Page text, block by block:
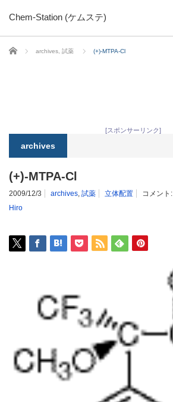
Chem-Station (ケムステ)
ホーム archives 試薬 (+)-MTPA-Cl
[スポンサーリンク]
archives
(+)-MTPA-Cl
2009/12/3 archives, 試薬 立体配置 コメント:
Hiro